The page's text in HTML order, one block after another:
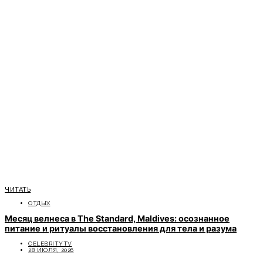
ЧИТАТЬ
ОТДЫХ
Месяц велнеса в The Standard, Maldives: осознанное
питание и ритуалы восстановления для тела и разума
CELEBRITYTV
28 ИЮЛЯ, 2026